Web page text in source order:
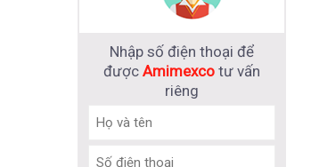
Nhập số điện thoại để
được Amimexco tư vấn
riêng